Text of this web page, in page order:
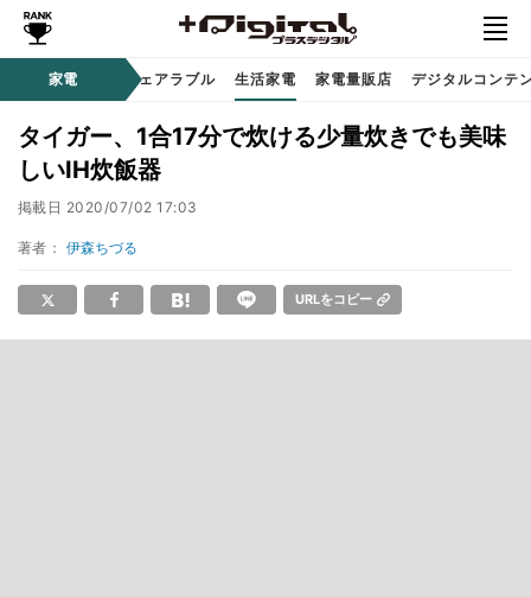
家電
ディオ 時計 / ウェアラブル 生活家電 家電量販店 デジタルコンテ
タイガー、1合17分で炊ける少量炊きでも美味
しいIH炊飯器
掲載日 2020/07/02 17:03
著者： 伊森ちづる
URLをコピー